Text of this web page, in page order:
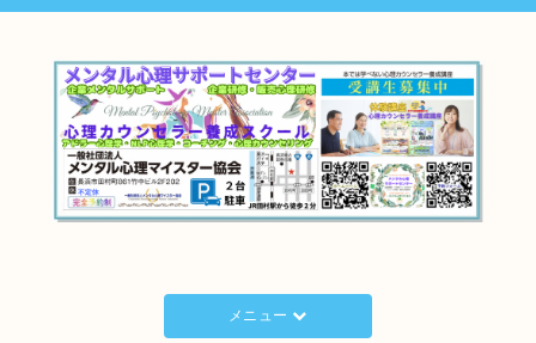
メニュー